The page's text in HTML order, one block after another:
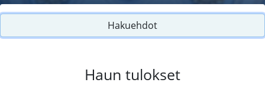
Hakuehdot
Haun tulokset